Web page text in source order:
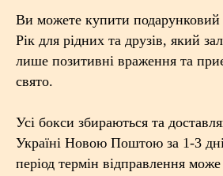
Ви можете купити
Рік для рідних та друзів, який
лише позитивні враження та
свято.
Усі бокси збираються та
Україні Новою Поштою за 1-3
період термін відправлення